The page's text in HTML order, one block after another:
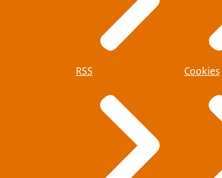
RSS Cookies